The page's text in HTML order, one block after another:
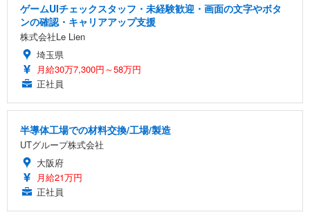
ゲームUIチェックスタッフ・未経験歓迎・画面の文字やボタ
ンの確認・キャリアアップ支援
株式会社Le Lien
埼玉県
月給30万7,300円～58万円
正社員
半導体工場での材料交換/工場/製造
UTグループ株式会社
大阪府
月給21万円
正社員